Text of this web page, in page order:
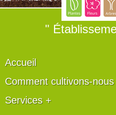
"
Accueil
Comment cultivons-nous
Services +